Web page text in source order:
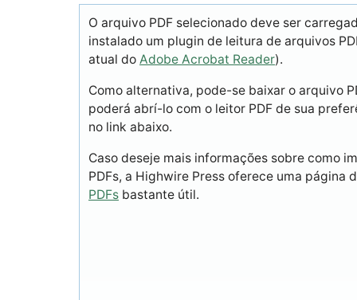
O arquivo PDF selecionado deve ser
instalado um plugin de leitura de arquivos
atual do Adobe Acrobat Reader).
Como alternativa, pode-se baixar o arquivo
poderá abrí-lo com o leitor PDF de sua
no link abaixo.
Caso deseje mais informações sobre como
PDFs, a Highwire Press oferece uma página
PDFs bastante útil.